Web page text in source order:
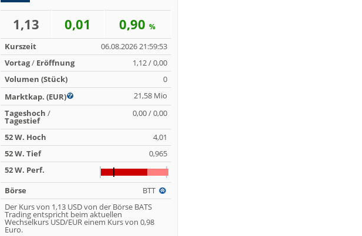
1,13 0,01 0,90%
Kurszeit
06.08.2026 21:59:53
Vortag/ Eröffnung
1,12 / 0,00
Volumen (Stück)
0
Marktkap. (EUR)
21,58 Mio
Tageshoch /
Tagestief
0,00 / 0,00
52 W. Hoch
4,01
52 W. Tief
0,965
52 W. Perf.
Börse
BTT
Der Kurs von 1,13 USD von der Börse BATS
Trading entspricht beim aktuellen
Wechselkurs USD/EUR einem Kurs von 0,98
Euro.